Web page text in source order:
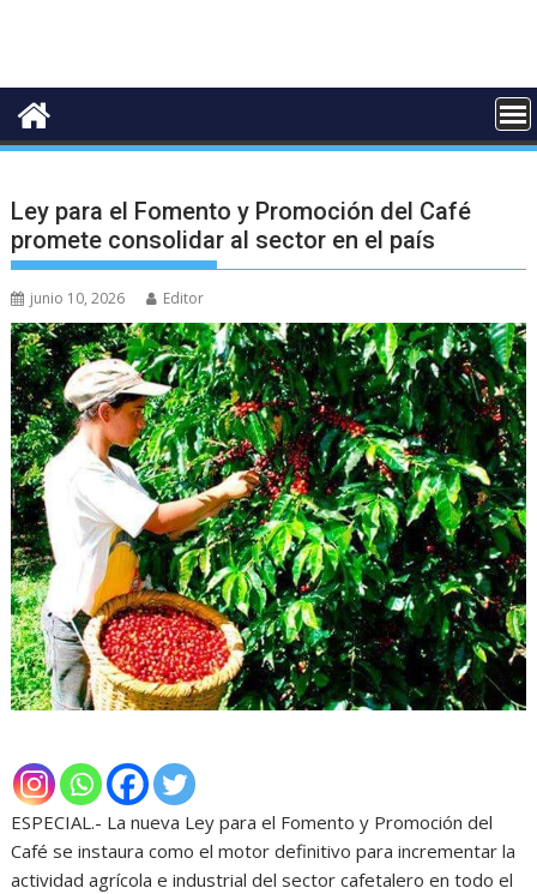
Ley para el Fomento y Promoción del Café
promete consolidar al sector en el país
junio 10, 2026 Editor
ESPECIAL.- La nueva Ley para el Fomento y Promoción del
Café se instaura como el motor definitivo para incrementar la
actividad agrícola e industrial del sector cafetalero en todo el